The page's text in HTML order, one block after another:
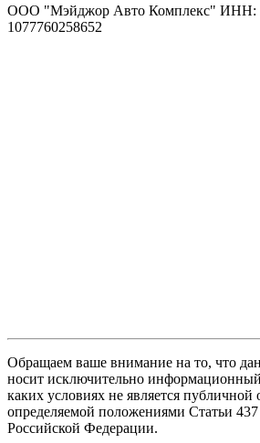
ООО "Мэйджор Авто Комплекс" ИНН:
1077760258652
Обращаем ваше внимание на то, что
носит исключительно
каких условиях не является публичной
определяемой положениями Статьи 437
Российской Федерации.